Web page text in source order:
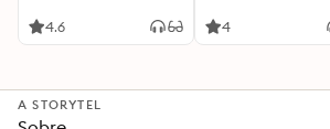
4.6 4
A STORYTEL